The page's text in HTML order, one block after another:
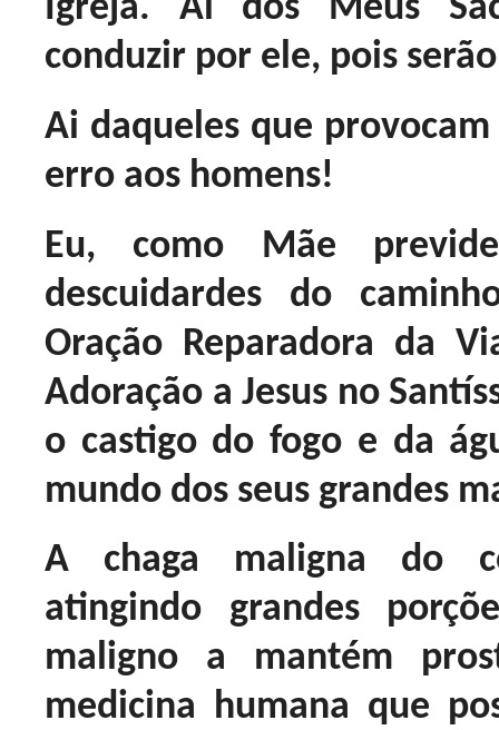
Igreja. Ai dos Meus
conduzir por ele, pois
Ai daqueles que
erro aos homens!
Eu, como Mãe
descuidardes do
Oração Reparadora da
Adoração a Jesus no
o castigo do fogo e da
mundo dos seus grandes
A chaga maligna do
atingindo grandes
maligno a mantém
medicina humana que